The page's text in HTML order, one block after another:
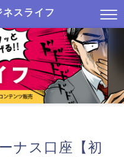
スライフ
ナス口座【初